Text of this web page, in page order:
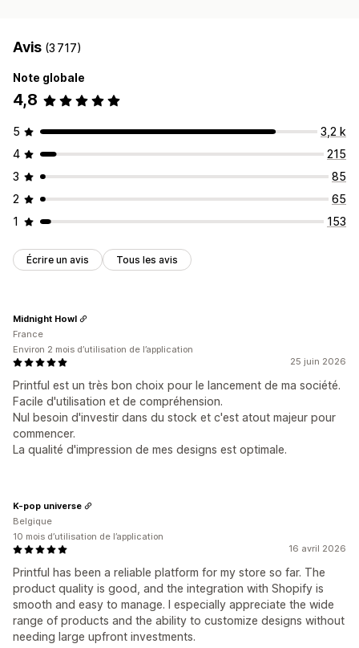
Avis (3 717)
Note globale
4,8
5
3,2 k
4
215
3
85
2
65
1
153
Écrire un avis Tous les avis
25 juin 2026
Printful est un très bon choix pour le lancement de ma société.
Facile d'utilisation et de compréhension.
Nul besoin d'investir dans du stock et c'est atout majeur pour
commencer.
La qualité d'impression de mes designs est optimale.
Midnight Howl
France
Environ 2 mois d’utilisation de l’application
16 avril 2026
Printful has been a reliable platform for my store so far. The
product quality is good, and the integration with Shopify is
smooth and easy to manage. I especially appreciate the wide
range of products and the ability to customize designs without
needing large upfront investments.
K-pop universe
Belgique
10 mois d’utilisation de l’application